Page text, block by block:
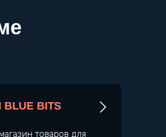
BLUE BITS
товаров для